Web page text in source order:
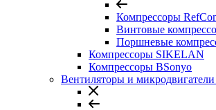
Компрессоры
Винтовые
Поршневые
Компрессоры SIKELAN
Компрессоры BSonyo
Вентиляторы и микродвигатели